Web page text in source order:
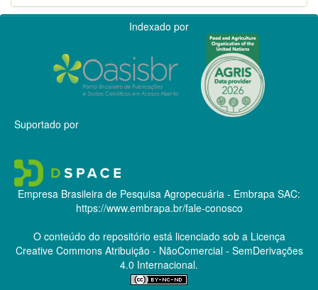
Indexado por
Suportado por
Empresa Brasileira de Pesquisa Agropecuária - Embrapa SAC:
https://www.embrapa.br/fale-conosco
O conteúdo do repositório está licenciado sob a Licença
Creative CommonsAtribuição - NãoComercial - SemDerivações
4.0 Internacional.